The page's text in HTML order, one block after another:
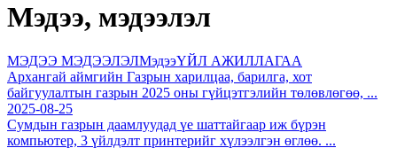
Мэдээ, мэдээлэл
МЭДЭЭ МЭДЭЭЛЭЛМэдээҮЙЛ АЖИЛЛАГАА
Архангай аймгийн Газрын харилцаа, барилга, хот
байгуулалтын газрын 2025 оны гүйцэтгэлийн төлөвлөгөө, ...
2025-08-25
Сумдын газрын даамлуудад үе шаттайгаар иж бүрэн
компьютер, 3 үйлдэлт принтерийг хүлээлгэн өглөө. ...